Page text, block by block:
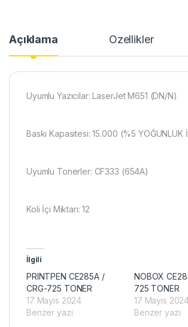
Açıklama Özellikler
Uyumlu Yazıcılar: LaserJet M651 (DN/N)
Baskı Kapasitesi: 15.000 (%5 YOĞUNLUK
Uyumlu Tonerler: CF333 (654A)
Koli İçi Miktarı: 12
İlgili
PRINTPEN CE285A /
CRG-725 TONER
17 Mayıs 2024
Benzer yazı
NOBOX
725 TONER
17 Mayıs
Benzer yazı